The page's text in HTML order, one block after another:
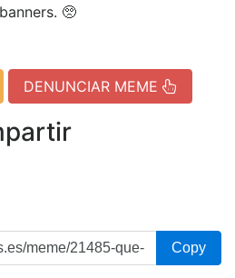
🥺
DENUNCIAR MEME
Copy